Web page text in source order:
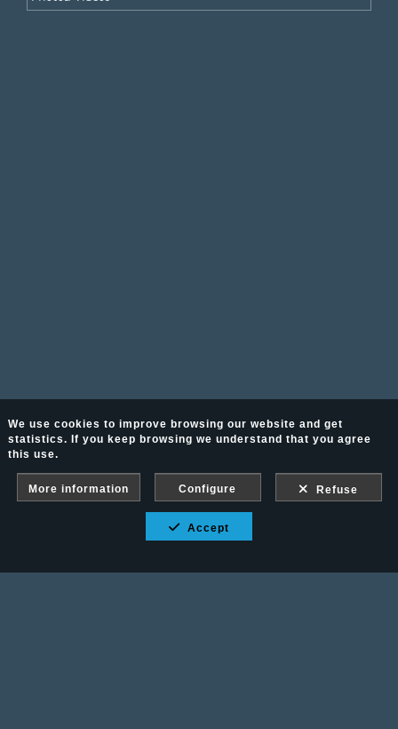
We use cookies to improve browsing our website and get
statistics. If you keep browsing we understand that you agree
this use.
More information Configure Refuse
Accept